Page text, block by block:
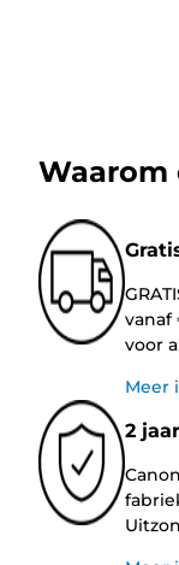
Waarom
vanaf
voor
Meer
2